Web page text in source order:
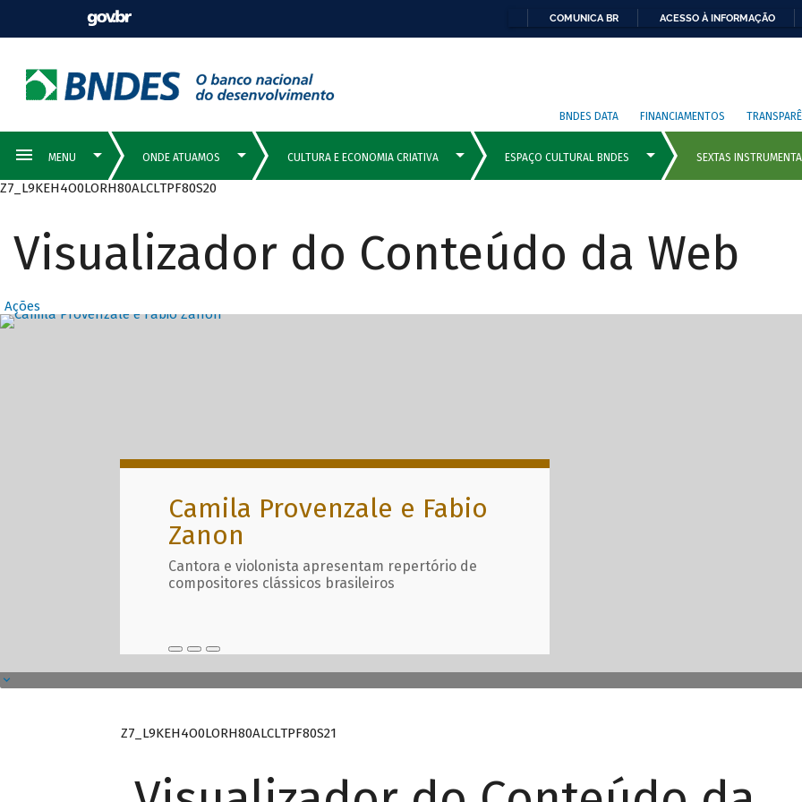
COMUNICA BR ACESSO À INFORMAÇÃO
BNDES DATA FINANCIAMENTOS
Z7_L9KEH4O0LORH80ALCLTPF80S20
Visualizador do Conteúdo da Web
Ações
Destaques Principais com
Camila Provenzale e Fabio
Zanon
Cantora e violonista apresentam repertório de
compositores clássicos brasileiros
Z7_L9KEH4O0LORH80ALCLTPF80S21